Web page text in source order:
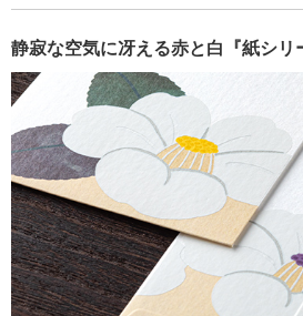
静寂な空気に冴える赤と白『紙シリ